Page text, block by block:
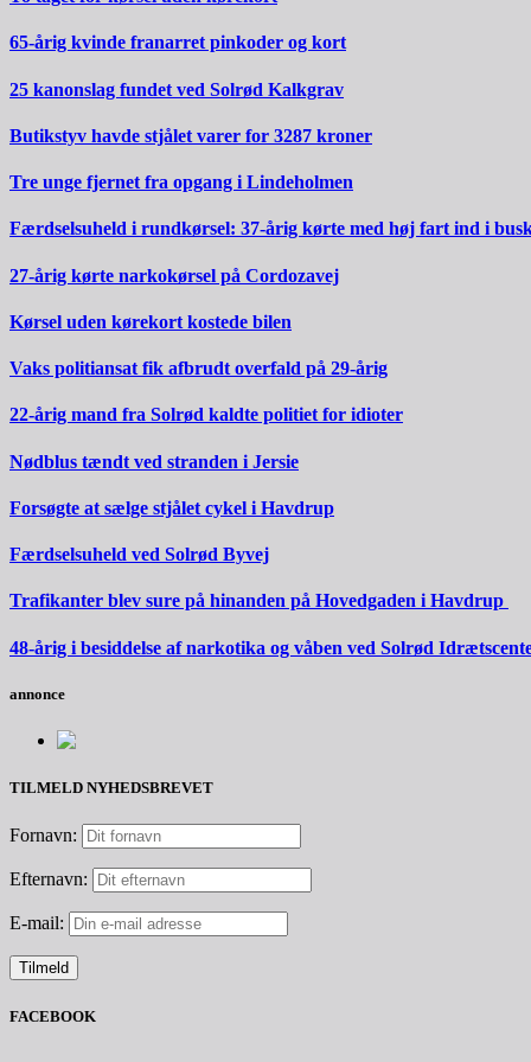
65-årig kvinde franarret pinkoder og kort
25 kanonslag fundet ved Solrød Kalkgrav
Butikstyv havde stjålet varer for 3287 kroner
Tre unge fjernet fra opgang i Lindeholmen
Færdselsuheld i rundkørsel: 37-årig kørte med høj fart ind i
27-årig kørte narkokørsel på Cordozavej
Kørsel uden kørekort kostede bilen
Vaks politiansat fik afbrudt overfald på 29-årig
22-årig mand fra Solrød kaldte politiet for idioter
Nødblus tændt ved stranden i Jersie
Forsøgte at sælge stjålet cykel i Havdrup
Færdselsuheld ved Solrød Byvej
Trafikanter blev sure på hinanden på Hovedgaden i Havdrup
48-årig i besiddelse af narkotika og våben ved Solrød
annonce
TILMELD NYHEDSBREVET
Fornavn:
Efternavn:
E-mail:
FACEBOOK